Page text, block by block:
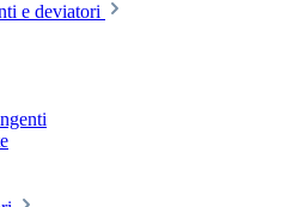
e deviatori